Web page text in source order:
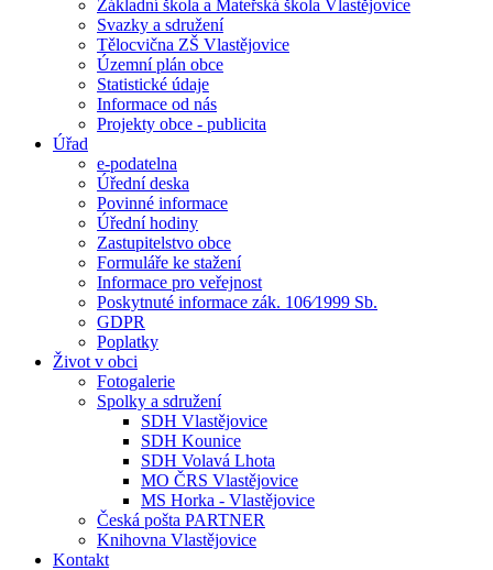
Základní škola a Mateřská škola Vlastějovice
Svazky a sdružení
Tělocvična ZŠ Vlastějovice
Územní plán obce
Statistické údaje
Informace od nás
Projekty obce - publicita
Úřad
e-podatelna
Úřední deska
Povinné informace
Úřední hodiny
Zastupitelstvo obce
Formuláře ke stažení
Informace pro veřejnost
Poskytnuté informace zák. 106⁄1999 Sb.
GDPR
Poplatky
Život v obci
Fotogalerie
Spolky a sdružení
SDH Vlastějovice
SDH Kounice
SDH Volavá Lhota
MO ČRS Vlastějovice
MS Horka - Vlastějovice
Česká pošta PARTNER
Knihovna Vlastějovice
Kontakt